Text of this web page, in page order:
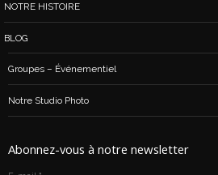
NOTRE HISTOIRE
BLOG
Groupes – Événementiel
Notre Studio Photo
Abonnez-vous à notre newsletter